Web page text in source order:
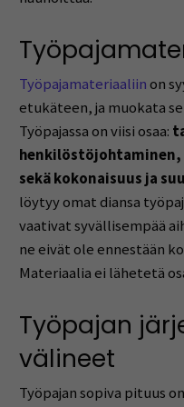
Työpajamateriaaliinon
etukäteen, ja muokata
Työpajassa on viisi osaa:
henkilöstöjohtaminen,
sekä kokonaisuus ja
löytyy omat diansa
vaativat syvällisempää
ne eivät ole ennestään
Materiaalia ei lähetetä
Työpajan
välineet
Työpajan sopiva pituus